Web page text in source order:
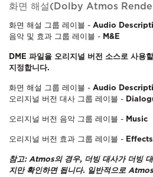
화면 해설(Dolby Atmos
화면 해설 그룹 레이블 - Audio
음악 및 효과 그룹 레이블 - M&E
DME 파일을 오리지널 버전 소스로 사용
지정합니다.
화면 해설 그룹 레이블 - Audio
오리지널 버전 대사 그룹 레이블 -
오리지널 버전 음악 그룹 레이블 - Music
오리지널 버전 효과 그룹 레이블 - Effects
참고: Atmos의 경우, 더빙 대사가 더빙
지만 확인하면 됩니다. 일반적으로